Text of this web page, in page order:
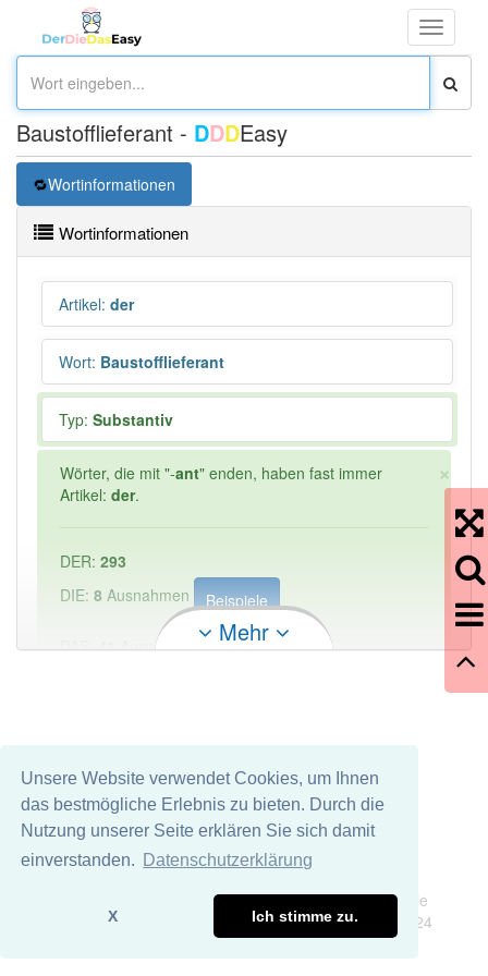
Unsere Website verwendet Cookies, um Ihnen
das bestmögliche Erlebnis zu bieten. Durch die
Nutzung unserer Seite erklären Sie sich damit
einverstanden.
Datenschutzerklärung
X Ich stimme zu.
Toggle
Baustofflieferant - DDDEasy
Wortinformationen
Wortinformationen
Artikel: der
Wort: Baustofflieferant
Typ: Substantiv
×
Wörter, die mit "-ant" enden, haben fast immer
Artikel: der.
DER: 293
DIE: 8 Ausnahmen Beispiele
DAS:41Ausnahmen Beispiele
Häufigkeit: 2 von 10
Wörter mit Endung-baustofflieferantaber mit einem
anderen Artikel: -1
81% unserer Spielapp-Nutzer haben den Artikel
Mehr
Wir übernehmen keine Garantie und keine Haftung für die
Richtigkeit und Vollständigkeit dieser Seite. DDDEasy 2024